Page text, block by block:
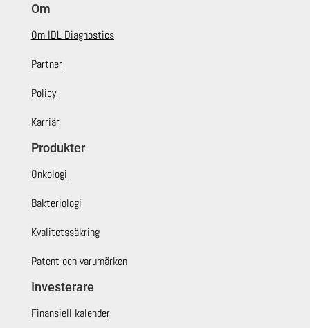
Om
Om IDL Diagnostics
Partner
Policy
Karriär
Produkter
Onkologi
Bakteriologi
Kvalitetssäkring
Patent och varumärken
Investerare
Finansiell kalender